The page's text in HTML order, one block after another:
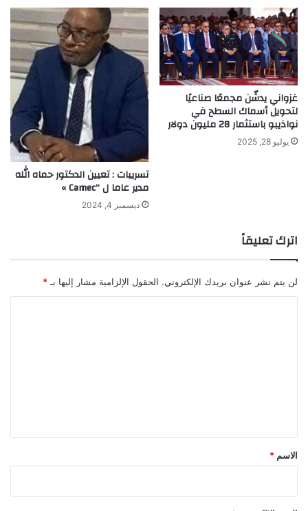
غزواني يدشّن مجمعًا صناعيًا
لتحويل أسماك السطح في
نواذيبو باستثمار 28 مليون دولار
يوليو 28, 2025
تسريبات : تعيين الدكتور حماه الله
مدير عاما ل “Camec »
ديسمبر 4, 2024
اترك تعليقاً
لن يتم نشر عنوان بريدك الإلكتروني. الحقول الإلزامية مشار إليها بـ *
*
الاسم *